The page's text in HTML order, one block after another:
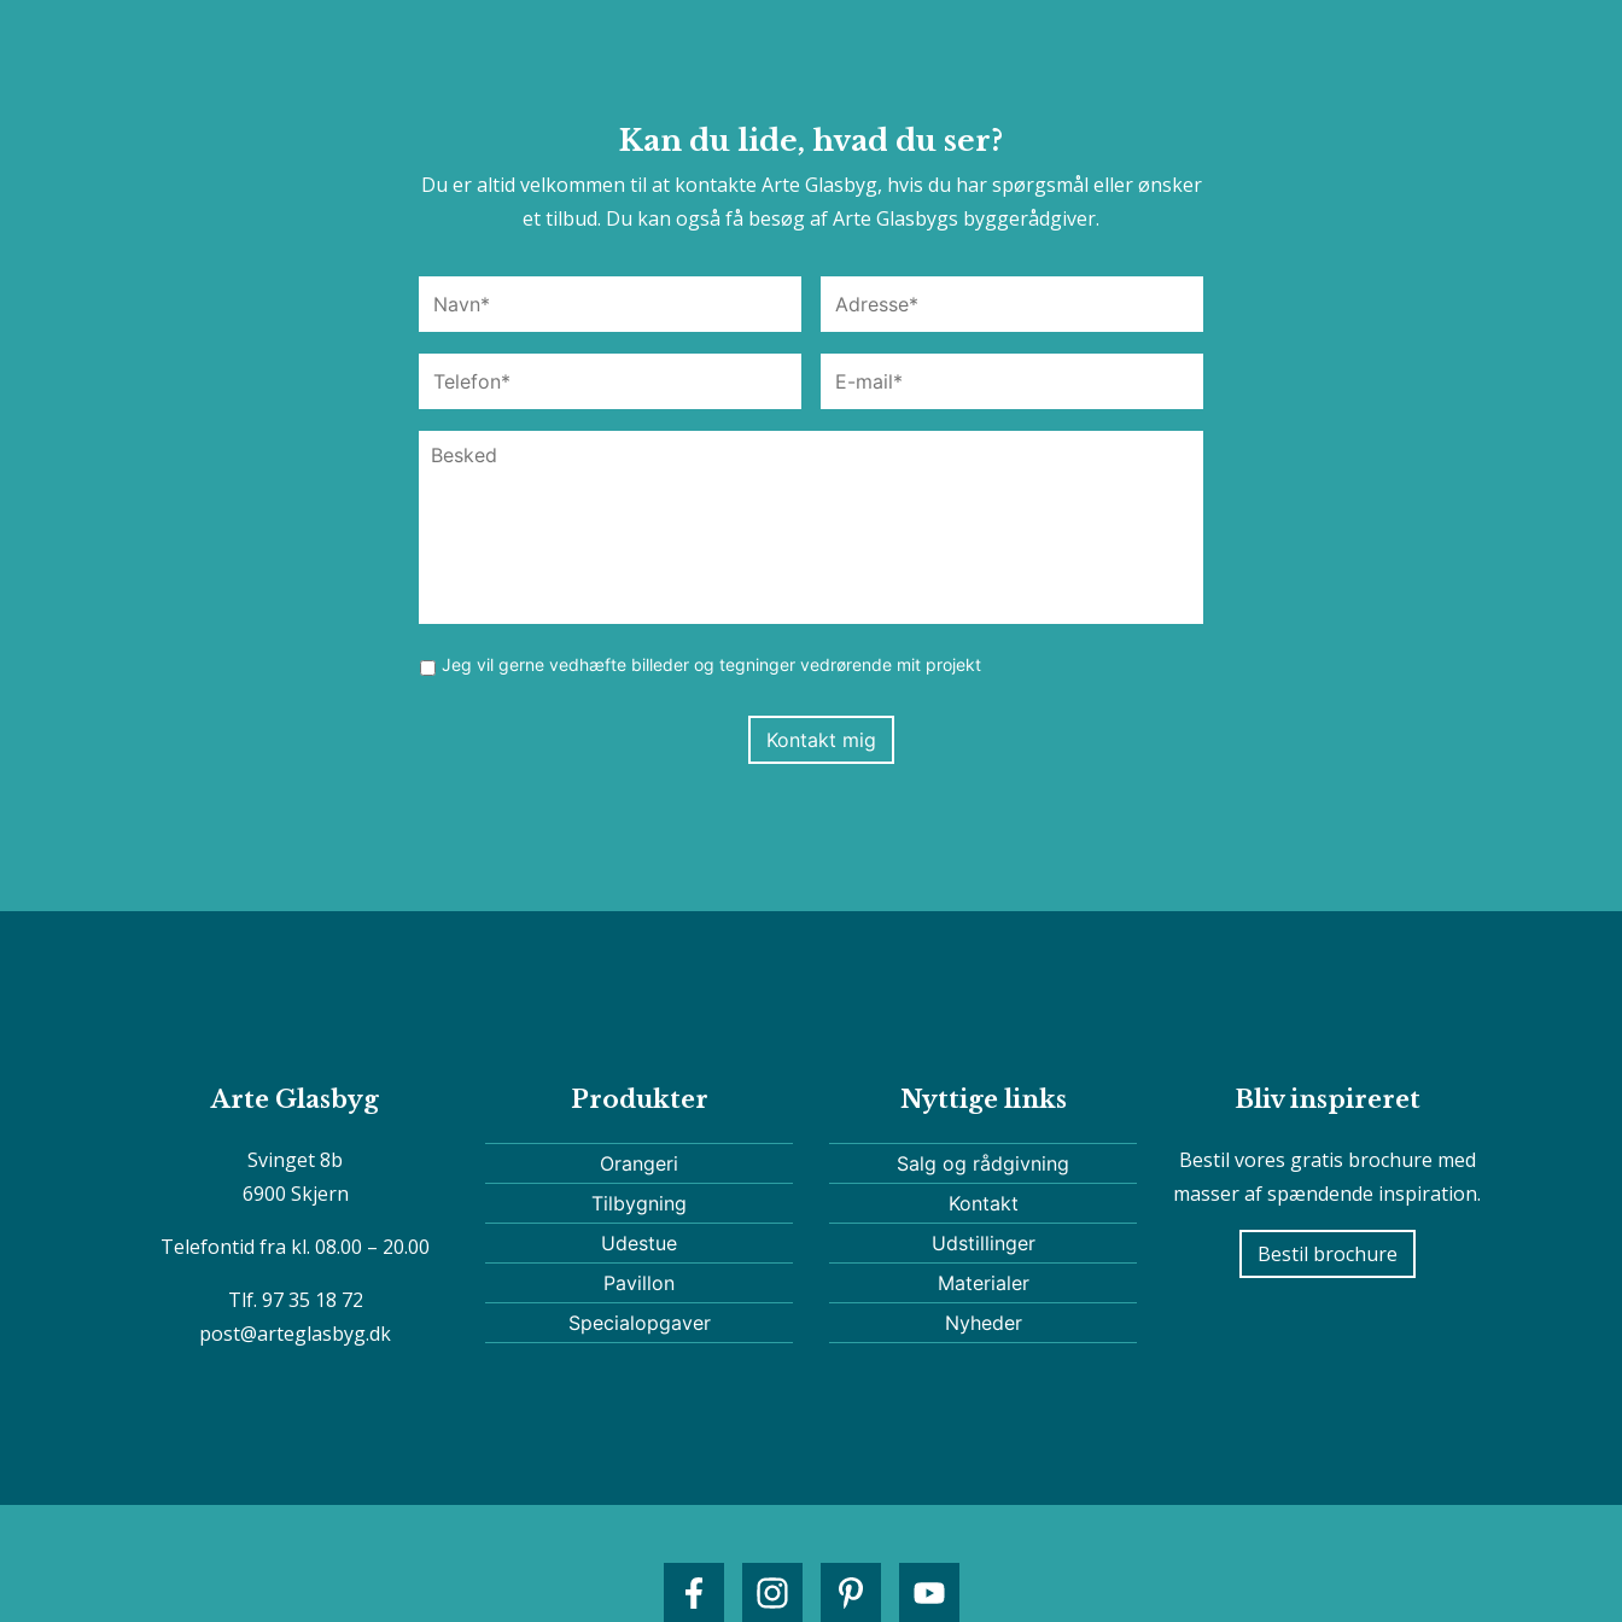
Kan du lide, hvad du ser?
Du er altid velkommen til at kontakte Arte Glasbyg, hvis du har spørgsmål eller ønsker
et tilbud. Du kan også få besøg af Arte Glasbygs byggerådgiver.
Jeg vil gerne vedhæfte billeder og tegninger vedrørende mit projekt
Kontakt mig
Arte Glasbyg
Svinget 8b
6900 Skjern
Telefontid fra kl. 08.00 – 20.00
Tlf. 97 35 18 72
post@arteglasbyg.dk
Produkter
Orangeri
Tilbygning
Udestue
Pavillon
Specialopgaver
Nyttige links
Salg og rådgivning
Kontakt
Udstillinger
Materialer
Nyheder
Bliv inspireret
Bestil vores gratis brochure med
masser af spændende inspiration.
Bestil brochure